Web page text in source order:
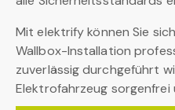
Mit elektrify können Sie
Wallbox-Installation
zuverlässig durchgeführt
Elektrofahrzeug sorgenfrei